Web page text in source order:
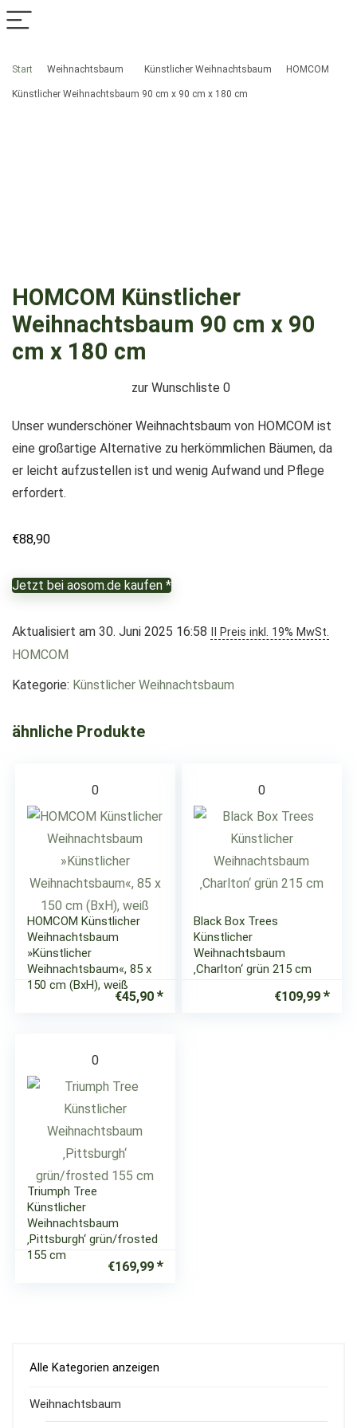
Start Weihnachtsbaum Künstlicher Weihnachtsbaum HOMCOM
Künstlicher Weihnachtsbaum 90 cm x 90 cm x 180 cm
HOMCOM Künstlicher
Weihnachtsbaum 90 cm x 90
cm x 180 cm
zur Wunschliste 0
Unser wunderschöner Weihnachtsbaum von HOMCOM ist
eine großartige Alternative zu herkömmlichen Bäumen, da
er leicht aufzustellen ist und wenig Aufwand und Pflege
erfordert.
€88,90
Jetzt bei aosom.de kaufen *
Aktualisiert am 30. Juni 2025 16:58 II Preis inkl. 19% MwSt.
HOMCOM
Kategorie: Künstlicher Weihnachtsbaum
ähnliche Produkte
0
HOMCOM Künstlicher
Weihnachtsbaum
»Künstlicher
Weihnachtsbaum«, 85 x
150 cm (BxH), weiß
€45,90
0
Black Box Trees
Künstlicher
Weihnachtsbaum
‚Charlton‘ grün 215 cm
€109,99
0
Triumph Tree
Künstlicher
Weihnachtsbaum
‚Pittsburgh‘ grün/frosted
155 cm
€169,99
Alle Kategorien anzeigen
Weihnachtsbaum